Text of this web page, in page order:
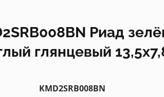
Риад
глянцевый
KMD2SRB008BN